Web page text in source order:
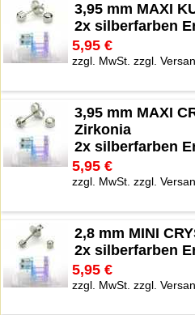
3,95 mm MAXI
2x silberfarben
5,95 €
zzgl. MwSt. zzgl.
3,95 mm MAXI
Zirkonia
2x silberfarben
5,95 €
zzgl. MwSt. zzgl.
2,8 mm MINI
2x silberfarben
5,95 €
zzgl. MwSt. zzgl.